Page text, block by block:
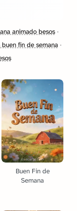
animado besos·
buen fin de semana·
Buen Fin de
Semana